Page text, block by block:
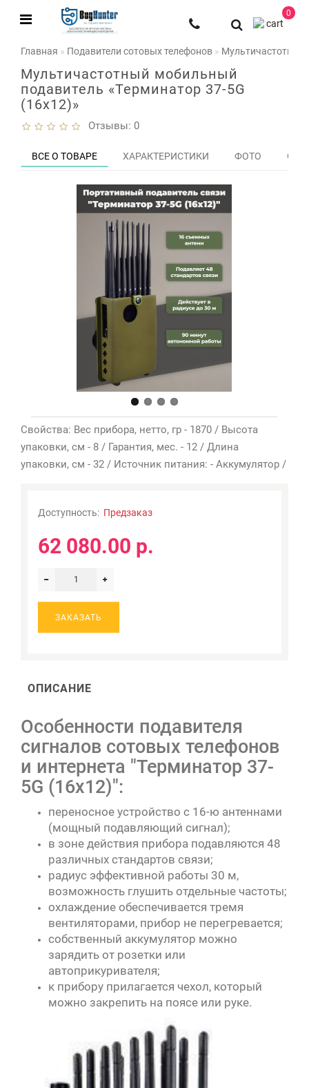
0
Главная Подавители сотовых телефонов Мультичастотный
Мультичастотный мобильный
подавитель «Терминатор 37-5G
(16х12)»
Отзывы: 0
ВСЕ О ТОВАРЕ ХАРАКТЕРИСТИКИ ФОТО
Свойства: Вес прибора, нетто, гр - 1870 / Высота
упаковки, см - 8 / Гарантия, мес. - 12 / Длина
упаковки, см - 32 / Источник питания: - Аккумулятор /
Доступность: Предзаказ
62 080.00 р.
ЗАКАЗАТЬ
ОПИСАНИЕ
Особенности подавителя
сигналов сотовых телефонов
и интернета "Терминатор 37-
5G (16х12)":
переносное устройство с 16-ю антеннами
(мощный подавляющий сигнал);
в зоне действия прибора подавляются 48
различных стандартов связи;
радиус эффективной работы 30 м,
возможность глушить отдельные частоты;
охлаждение обеспечивается тремя
вентиляторами, прибор не перегревается;
собственный аккумулятор можно
зарядить от розетки или
автоприкуривателя;
к прибору прилагается чехол, который
можно закрепить на поясе или руке.